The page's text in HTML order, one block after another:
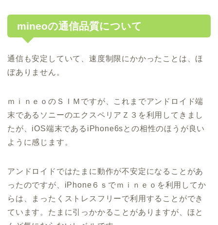
mineoの通信品質について
通信も安定していて、速度制限にかかったことは、ほ
ぼありません。
ｍｉｎｅｏのＳＩＭですが、これまでアンドロイド端
末であるソニーのエクスペリアＺ３を利用してきまし
たが、iOS端末であるiPhone6sとの相性のほうが良い
ように感じます。
アンドロイドではたまに動作が不安定になることがあ
ったのですが、iPhone６ｓでｍｉｎｅｏを利用してか
らは、まったくストレスフリーで利用することができ
ています。たまに引っかかることがありますが、ほと